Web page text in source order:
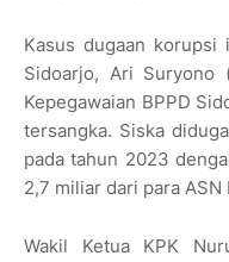
Kasus dugaan korupsi
Sidoarjo, Ari Suryono
Kepegawaian BPPD
tersangka. Siska
pada tahun 2023
2,7 miliar dari para ASN
Wakil Ketua KPK